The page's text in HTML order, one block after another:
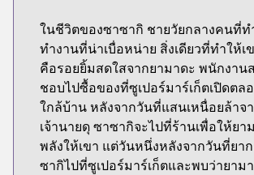
ในชีวิตของซาซากิ ชายวัยกลางคนที่ท
ทำงานที่น่าเบื่อหน่าย สิ่งเดียวที่ทำให้เ
คือรอยยิ้มสดใสจากยามาดะ พนักงาน
ชอบไปซื้อของที่ซูเปอร์มาร์เก็ตเปิดตล
ใกล้บ้าน หลังจากวันที่แสนเหนื่อยล้าจ
เจ้านายดุ ซาซากิจะไปที่ร้านเพื่อให้ยา
พลังให้เขา แต่วันหนึ่งหลังจากวันที่ยา
ซากิไปที่ซูเปอร์มาร์เก็ตและพบว่ายาม